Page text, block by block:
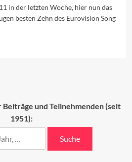
in der letzten Woche, hier nun das
besten Zehn des Eurovision Song
Beiträge und Teilnehmenden (seit
1951):
Suche